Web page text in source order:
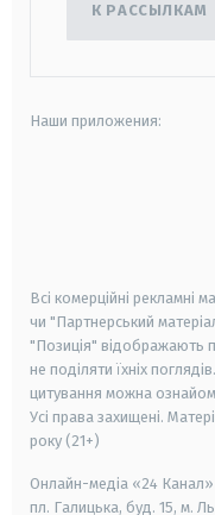
К РАССЫЛКАМ
Наши приложения:
Всі комерційні рекламні
чи "Партнерський
"Позиція" відображають
не поділяти їхніх
цитування можна
Усі права захищені.
року (21+)
Онлайн-медіа «24 Канал»
пл. Галицька, буд. 15, м.